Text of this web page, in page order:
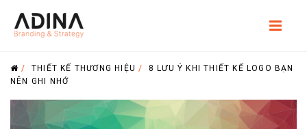
/THIẾT KẾ THƯƠNG HIỆU / 8 LƯU Ý KHI THIẾT KẾ LOGO BẠN
NÊN GHI NHỚ